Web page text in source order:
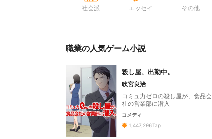
社会派 エッセイ その他
職業の人気ゲーム小説
殺し屋、出勤中。
吹宮良治
コミュ力ゼロの殺し屋が、食品会
社の営業部に潜入
コメディ
1,447,296Tap